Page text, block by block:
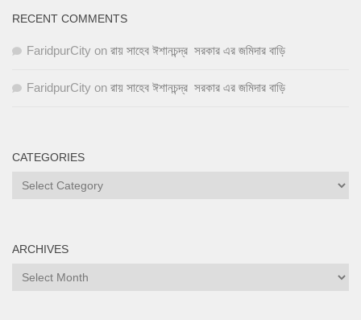
RECENT COMMENTS
FaridpurCity on রায় সাহেব ঈশানচন্দ্র সরকার এর জমিদার বাড়ি
FaridpurCity on রায় সাহেব ঈশানচন্দ্র সরকার এর জমিদার বাড়ি
CATEGORIES
Categories
ARCHIVES
Archives